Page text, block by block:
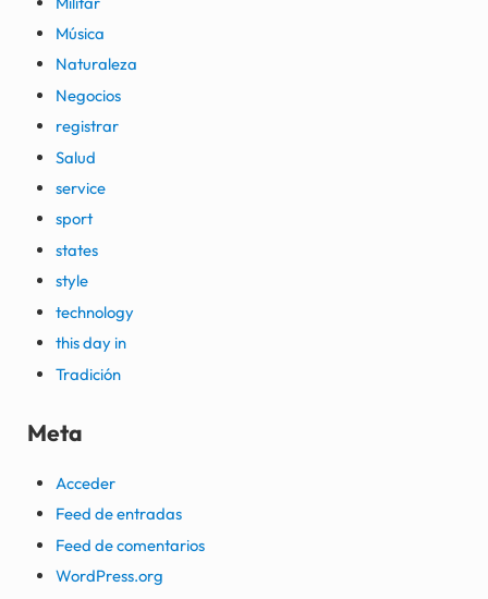
Música
Naturaleza
Negocios
registrar
Salud
service
sport
states
style
technology
this day in
Tradición
Meta
Acceder
Feed de entradas
Feed de comentarios
WordPress.org